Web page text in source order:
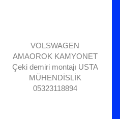
VOLSWAGEN
AMAOROK KAMYONET
Çeki demiri montajı USTA
MÜHENDİSLİK
05323118894